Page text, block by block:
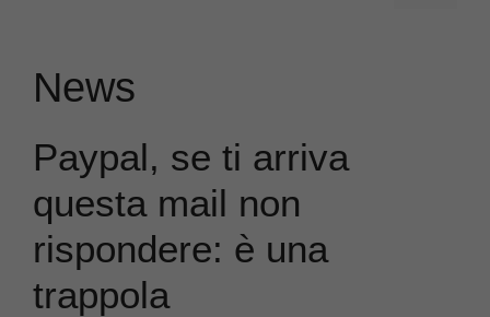
News
Paypal, se ti arriva
questa mail non
rispondere: è una
trappola